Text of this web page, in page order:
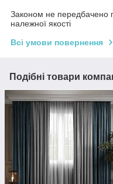
Законом не передбачено
належної якості
Всі умови повернення
Подібні товари